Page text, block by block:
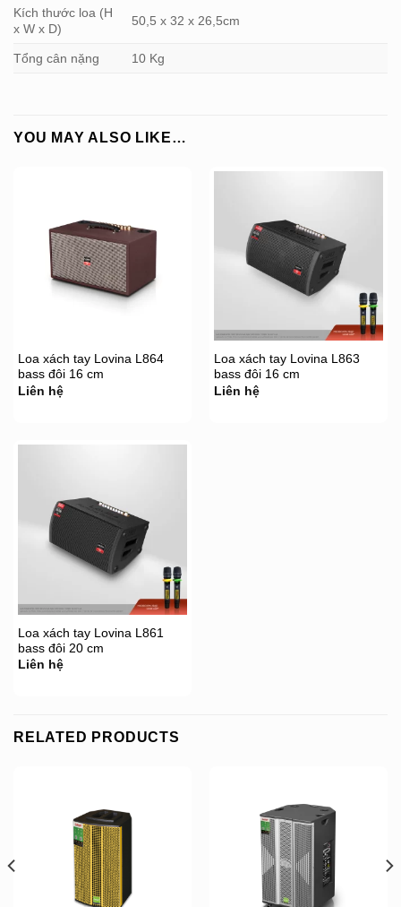
Kích thước loa (H
x W x D)
50,5 x 32 x 26,5cm
Tổng cân nặng 10 Kg
YOU MAY ALSO LIKE…
Loa xách tay Lovina L864
bass đôi 16 cm
Liên hệ
Loa xách tay Lovina L863
bass đôi 16 cm
Liên hệ
Loa xách tay Lovina L861
bass đôi 20 cm
Liên hệ
RELATED PRODUCTS